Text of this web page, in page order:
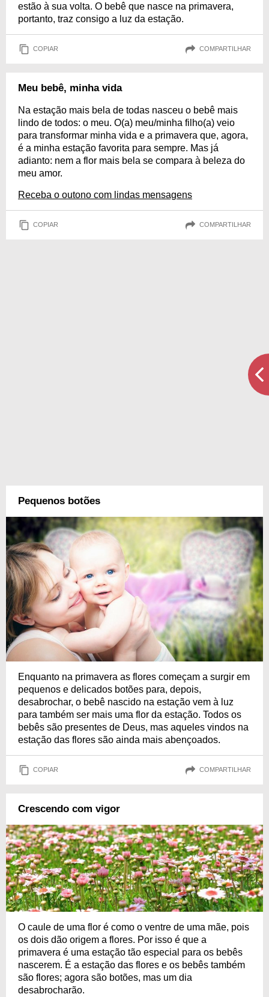
estão à sua volta. O bebê que nasce na primavera,
portanto, traz consigo a luz da estação.
COPIAR COMPARTILHAR
Meu bebê, minha vida
Na estação mais bela de todas nasceu o bebê mais
lindo de todos: o meu. O(a) meu/minha filho(a) veio
para transformar minha vida e a primavera que, agora,
é a minha estação favorita para sempre. Mas já
adianto: nem a flor mais bela se compara à beleza do
meu amor.
Receba o outono com lindas mensagens
COPIAR COMPARTILHAR
Pequenos botões
Enquanto na primavera as flores começam a surgir em
pequenos e delicados botões para, depois,
desabrochar, o bebê nascido na estação vem à luz
para também ser mais uma flor da estação. Todos os
bebês são presentes de Deus, mas aqueles vindos na
estação das flores são ainda mais abençoados.
COPIAR COMPARTILHAR
Crescendo com vigor
O caule de uma flor é como o ventre de uma mãe, pois
os dois dão origem a flores. Por isso é que a
primavera é uma estação tão especial para os bebês
nascerem. É a estação das flores e os bebês também
são flores; agora são botões, mas um dia
desabrocharão.